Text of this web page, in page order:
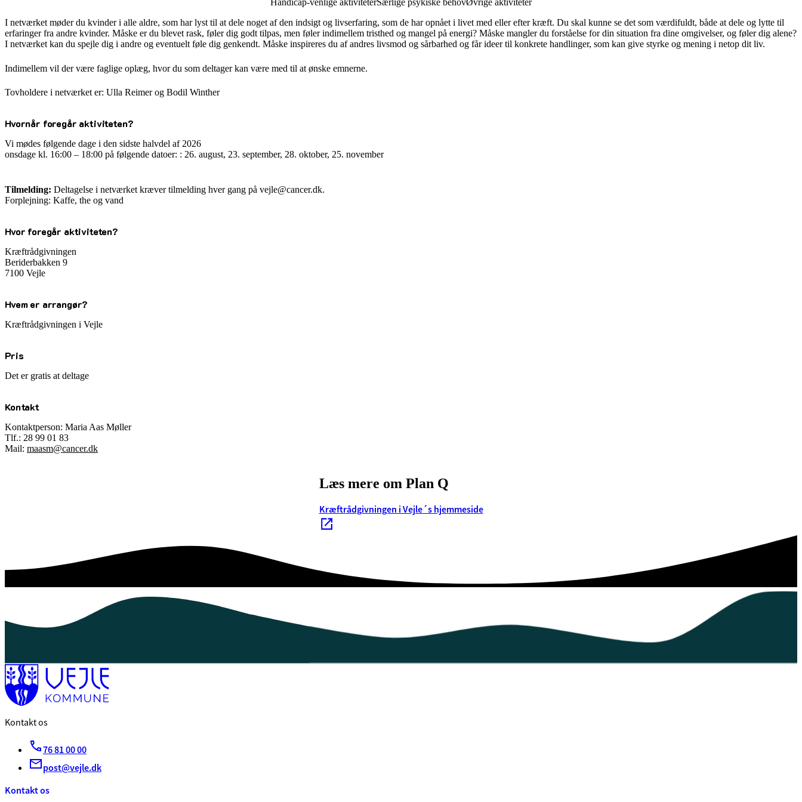
Handicap-venlige aktiviteterSærlige psykiske behovØvrige aktiviteter
I netværket møder du kvinder i alle aldre, som har lyst til at dele noget af den indsigt og livserfaring, som de har opnået i livet med eller efter kræft. Du skal kunne se det som værdifuldt, både at dele og lytte til
erfaringer fra andre kvinder. Måske er du blevet rask, føler dig godt tilpas, men føler indimellem tristhed og mangel på energi? Måske mangler du forståelse for din situation fra dine omgivelser, og føler dig alene?
I netværket kan du spejle dig i andre og eventuelt føle dig genkendt. Måske inspireres du af andres livsmod og sårbarhed og får ideer til konkrete handlinger, som kan give styrke og mening i netop dit liv.
Indimellem vil der være faglige oplæg, hvor du som deltager kan være med til at ønske emnerne.
Tovholdere i netværket er: Ulla Reimer og Bodil Winther
Hvornår foregår aktiviteten?
Vi mødes følgende dage i den sidste halvdel af 2026
onsdage kl. 16:00 – 18:00 på følgende datoer: : 26. august, 23. september, 28. oktober, 25. november
Tilmelding: Deltagelse i netværket kræver tilmelding hver gang på vejle@cancer.dk.
Forplejning: Kaffe, the og vand
Hvor foregår aktiviteten?
Kræftrådgivningen
Beriderbakken 9
7100 Vejle
Hvem er arrangør?
Kræftrådgivningen i Vejle
Pris
Det er gratis at deltage
Kontakt
Kontaktperson: Maria Aas Møller
Tlf.: 28 99 01 83
Mail: maasm@cancer.dk
Læs mere om Plan Q
Kræftrådgivningen i Vejle´s hjemmeside
Kontakt os
76 81 00 00
post@vejle.dk
Kontakt os